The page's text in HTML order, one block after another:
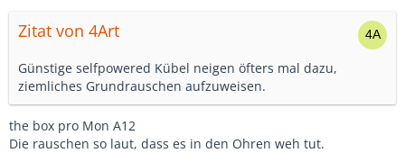
Zitat von 4Art
Günstige selfpowered Kübel neigen öfters mal dazu,
ziemliches Grundrauschen aufzuweisen.
the box pro Mon A12
Die rauschen so laut, dass es in den Ohren weh tut.